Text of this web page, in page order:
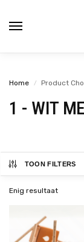
inhoud
Home / Product
1 - WIT
TOON FILTERS
Enig resultaat